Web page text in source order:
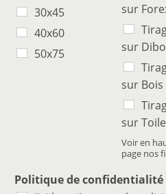
30x45
40x60
50x75
sur
sur
sur Bois
sur Toile
Voir en
page nos
Politique de confidentialité